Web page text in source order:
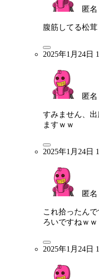
匿名
腹筋してる松
2025年1月24日
匿名
すみません、
ますｗｗ
2025年1月24日
匿名
これ拾ったん
ろいですねｗｗ
2025年1月24日